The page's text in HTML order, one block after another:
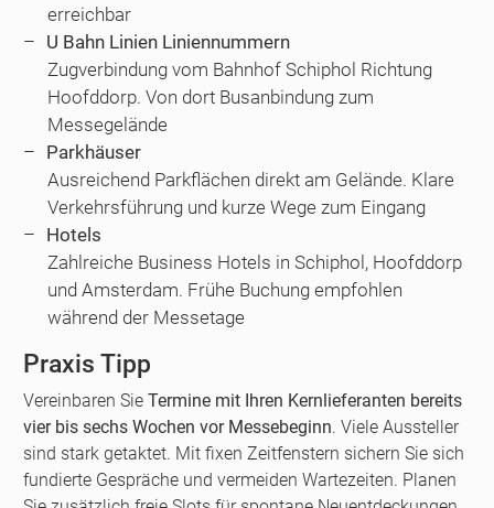
erreichbar
U Bahn Linien Liniennummern
Zugverbindung vom Bahnhof Schiphol Richtung
Hoofddorp. Von dort Busanbindung zum
Messegelände
Parkhäuser
Ausreichend Parkflächen direkt am Gelände. Klare
Verkehrsführung und kurze Wege zum Eingang
Hotels
Zahlreiche Business Hotels in Schiphol, Hoofddorp
und Amsterdam. Frühe Buchung empfohlen
während der Messetage
Praxis Tipp
Vereinbaren Sie Termine mit Ihren Kernlieferanten bereits
vier bis sechs Wochen vor Messebeginn. Viele Aussteller
sind stark getaktet. Mit fixen Zeitfenstern sichern Sie sich
fundierte Gespräche und vermeiden Wartezeiten. Planen